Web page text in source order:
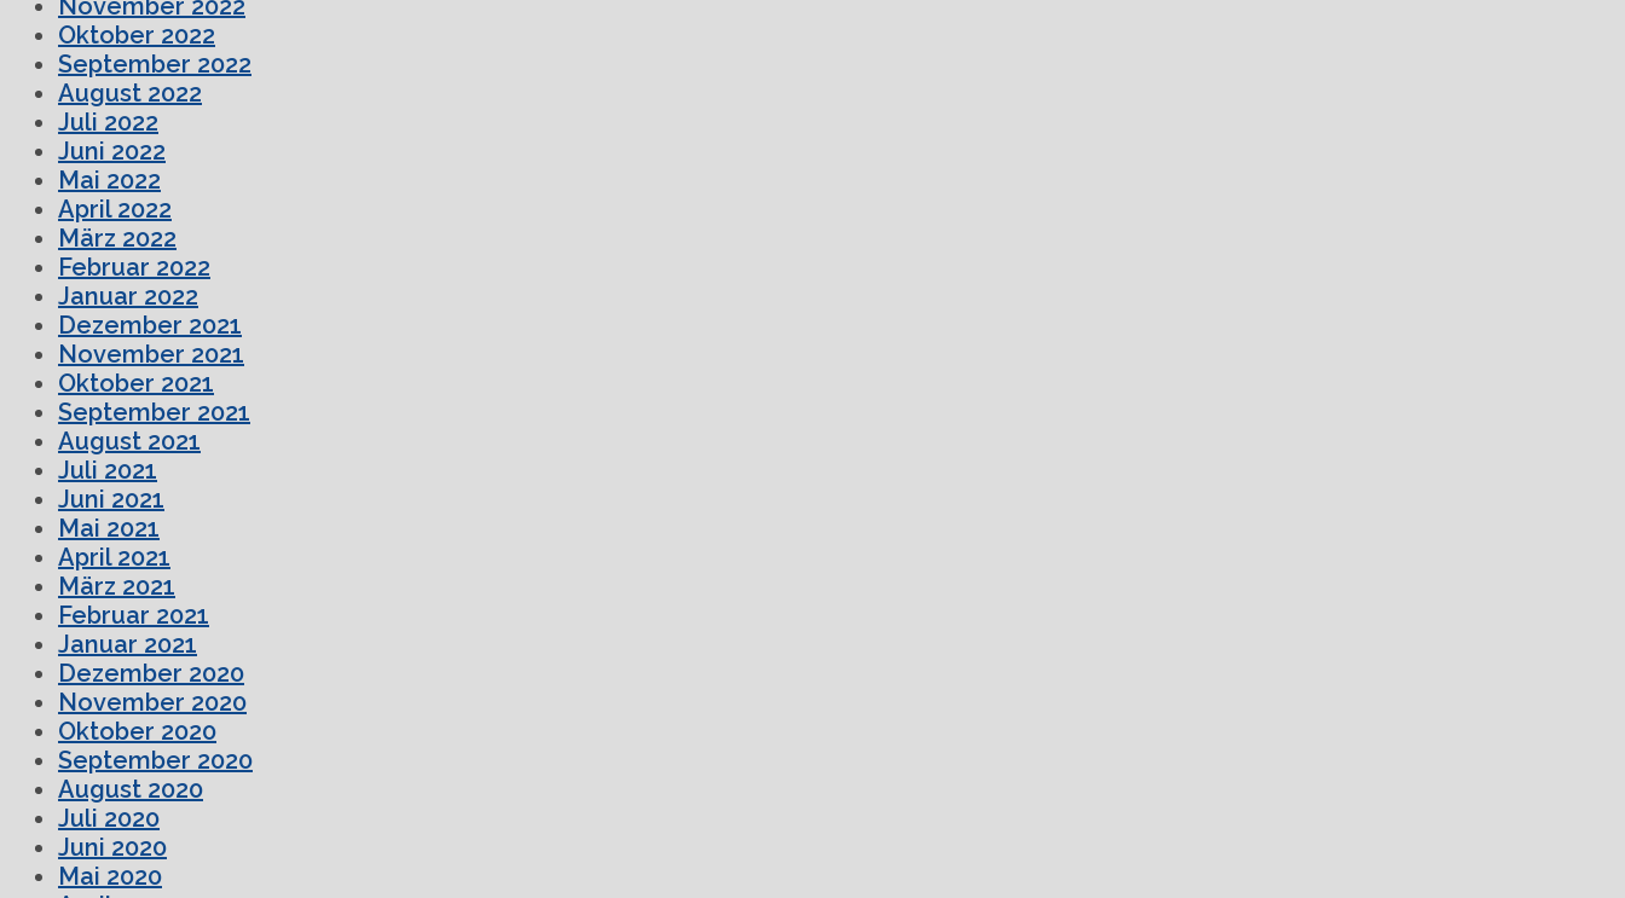
November 2022
Oktober 2022
September 2022
August 2022
Juli 2022
Juni 2022
Mai 2022
April 2022
März 2022
Februar 2022
Januar 2022
Dezember 2021
November 2021
Oktober 2021
September 2021
August 2021
Juli 2021
Juni 2021
Mai 2021
April 2021
März 2021
Februar 2021
Januar 2021
Dezember 2020
November 2020
Oktober 2020
September 2020
August 2020
Juli 2020
Juni 2020
Mai 2020